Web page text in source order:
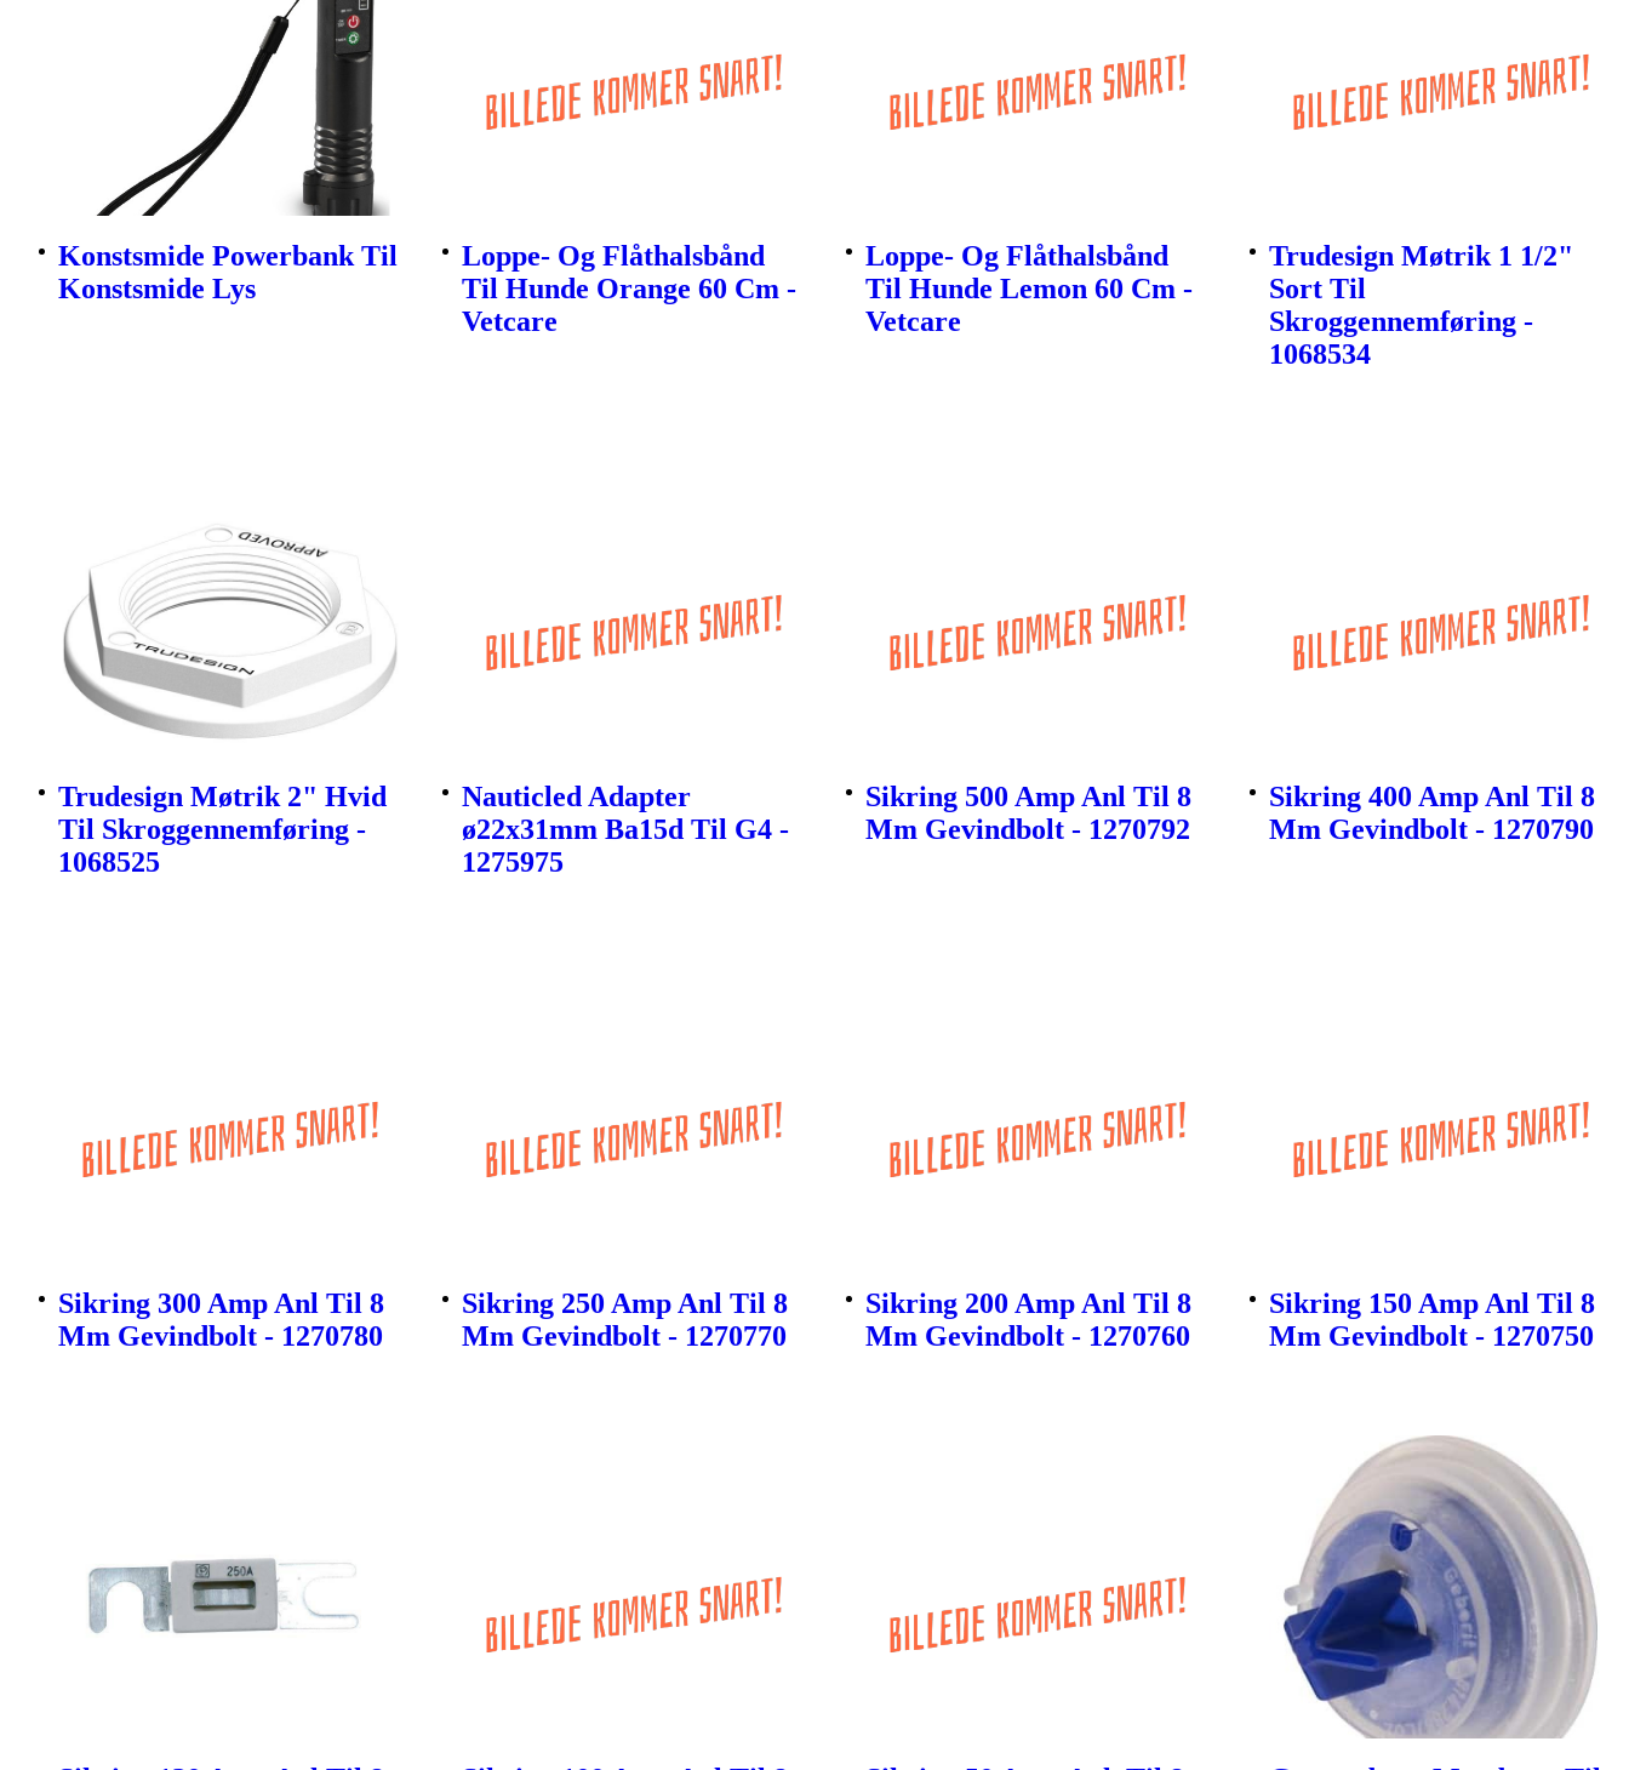
Konstsmide Powerbank Til
Konstsmide Lys
Loppe- Og Flåthalsbånd
Til Hunde Orange 60 Cm -
Vetcare
Loppe- Og Flåthalsbånd
Til Hunde Lemon 60 Cm -
Vetcare
Trudesign Møtrik 1 1/2"
Sort Til
Skroggennemføring -
1068534
Trudesign Møtrik 2" Hvid
Til Skroggennemføring -
1068525
Nauticled Adapter
ø22x31mm Ba15d Til G4 -
1275975
Sikring 500 Amp Anl Til 8
Mm Gevindbolt - 1270792
Sikring 400 Amp Anl Til 8
Mm Gevindbolt - 1270790
Sikring 300 Amp Anl Til 8
Mm Gevindbolt - 1270780
Sikring 250 Amp Anl Til 8
Mm Gevindbolt - 1270770
Sikring 200 Amp Anl Til 8
Mm Gevindbolt - 1270760
Sikring 150 Amp Anl Til 8
Mm Gevindbolt - 1270750